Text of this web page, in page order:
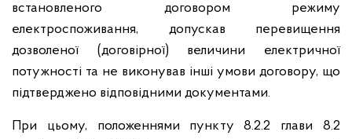
встановленого договором режиму
електроспоживання, допускав перевищення
дозволеної (договірної) величини електричної
потужності та не виконував інші умови договору, що
підтверджено відповідними документами.
При цьому, положеннями пункту 8.2.2 глави 8.2